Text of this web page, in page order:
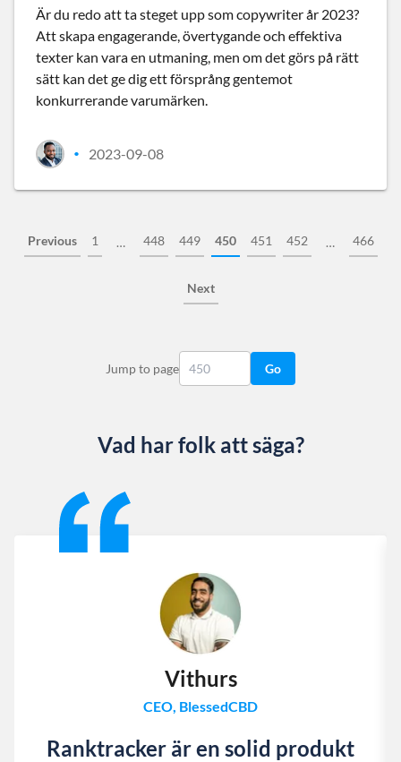
Är du redo att ta steget upp som copywriter år 2023?
Att skapa engagerande, övertygande och effektiva
texter kan vara en utmaning, men om det görs på rätt
sätt kan det ge dig ett försprång gentemot
konkurrerande varumärken.
• 2023-09-08
Previous 1 … 448 449 450 451 452 … 466
Next
Jump to page Go
Vad har folk att säga?
Vithurs
CEO, BlessedCBD
Ranktracker är en solid produkt